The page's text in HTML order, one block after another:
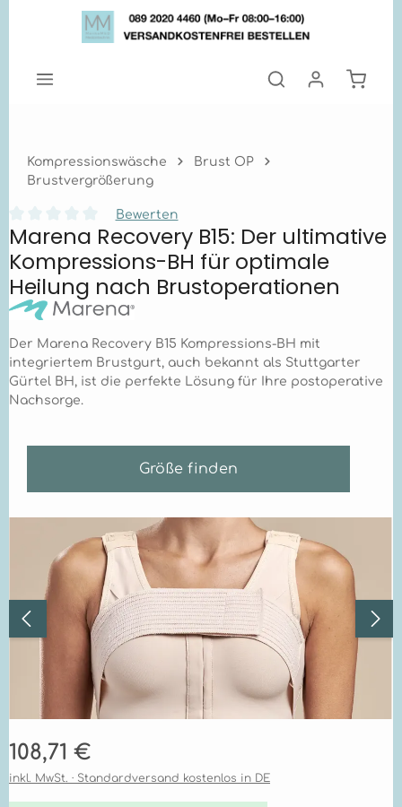
Zum Hauptinhalt springen
Kompressionswäsche
Brust OP
Brustvergrößerung
Durchschnittliche Bewertung von 0 von 5 Sternen
Bewerten
Marena Recovery B15: Der ultimative
Kompressions-BH für optimale
Heilung nach Brustoperationen
Der Marena Recovery B15 Kompressions-BH mit
integriertem Brustgurt, auch bekannt als Stuttgarter
Gürtel BH, ist die perfekte Lösung für Ihre postoperative
Nachsorge.
Größe finden
Bildergalerie überspringen
Regulärer Preis:
108,71 €
inkl. MwSt. · Standardversand kostenlos in DE